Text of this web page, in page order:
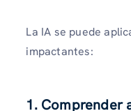
La IA se puede
impactantes:
1. Comprender